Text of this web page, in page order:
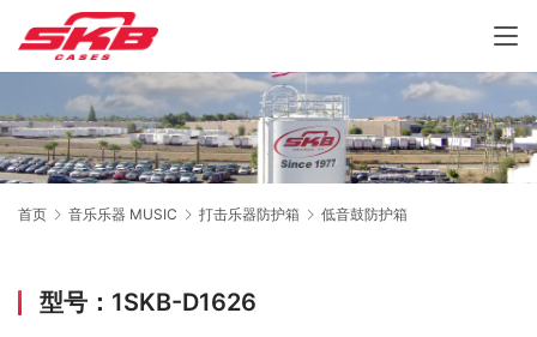
首页 音乐乐器 MUSIC 打击乐器防护箱 低音鼓防护箱
型号：1SKB-D1626